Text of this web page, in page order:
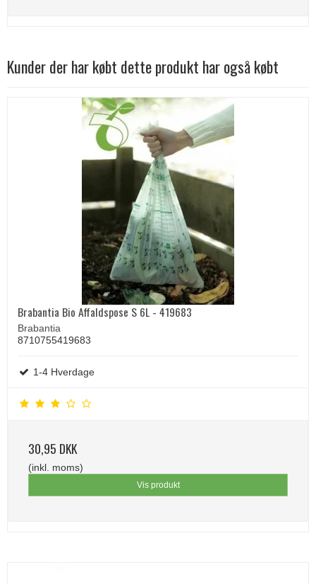
Kunder der har købt dette produkt har også købt
Brabantia Bio Affaldspose S 6L - 419683
Brabantia
8710755419683
1-4 Hverdage
30,95 DKK
(inkl. moms)
Vis produkt